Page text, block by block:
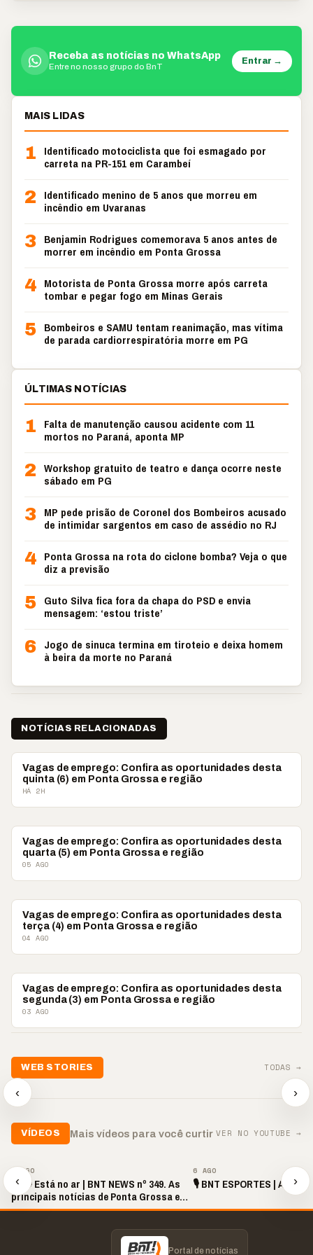
Receba as notícias no WhatsApp
Entre no nosso grupo do BnT
Entrar →
MAIS LIDAS
1
Identificado motociclista que foi esmagado por
carreta na PR-151 em Carambeí
2
Identificado menino de 5 anos que morreu em
incêndio em Uvaranas
3 Benjamin Rodrigues comemorava 5 anos antes de
morrer em incêndio em Ponta Grossa
4 Motorista de Ponta Grossa morre após carreta
tombar e pegar fogo em Minas Gerais
5 Bombeiros e SAMU tentam reanimação, mas vítima
de parada cardiorrespiratória morre em PG
ÚLTIMAS NOTÍCIAS
1
Falta de manutenção causou acidente com 11
mortos no Paraná, aponta MP
2 Workshop gratuito de teatro e dança ocorre neste
sábado em PG
3 MP pede prisão de Coronel dos Bombeiros acusado
de intimidar sargentos em caso de assédio no RJ
4 Ponta Grossa na rota do ciclone bomba? Veja o que
diz a previsão
5 Guto Silva fica fora da chapa do PSD e envia
mensagem: ‘estou triste’
6 Jogo de sinuca termina em tiroteio e deixa homem
à beira da morte no Paraná
NOTÍCIAS RELACIONADAS
VAGAS DE EMPREGO
Vagas de emprego: Confira as oportunidades desta
quinta (6) em Ponta Grossa e região
HÁ 2H
VAGAS DE EMPREGO
Vagas de emprego: Confira as oportunidades desta
quarta (5) em Ponta Grossa e região
05 AGO
VAGAS DE EMPREGO
Vagas de emprego: Confira as oportunidades desta
terça (4) em Ponta Grossa e região
04 AGO
VAGAS DE EMPREGO
Vagas de emprego: Confira as oportunidades desta
segunda (3) em Ponta Grossa e região
03 AGO
WEB STORIES TODAS →
‹
📢 Noite de Louvor
chega com bênçãos e
oração
📢 Coral
Paulino
longo
›
VÍDEOS Mais vídeos para você curtir VER NO YOUTUBE →
‹
5 AGO
📢🔴 Está no ar | BNT NEWS nº 349. As
principais notícias de Ponta Grossa e
região!
6 AGO
🎙️ BNT ESPORTES | AO ›
Portal de notícias